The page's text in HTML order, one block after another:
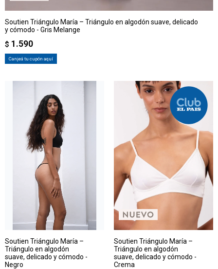
Soutien Triángulo María – Triángulo en algodón suave, delicado
y cómodo - Gris Melange
$ 1.590
Canjeá tu cupón aquí
Soutien Triángulo María –
Triángulo en algodón
suave, delicado y cómodo -
Negro
Soutien Triángulo María –
Triángulo en algodón
suave, delicado y cómodo -
Crema